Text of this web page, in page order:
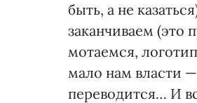
быть, а не
заканчиваем (это
мотаемся,
мало нам власти
переводится… И